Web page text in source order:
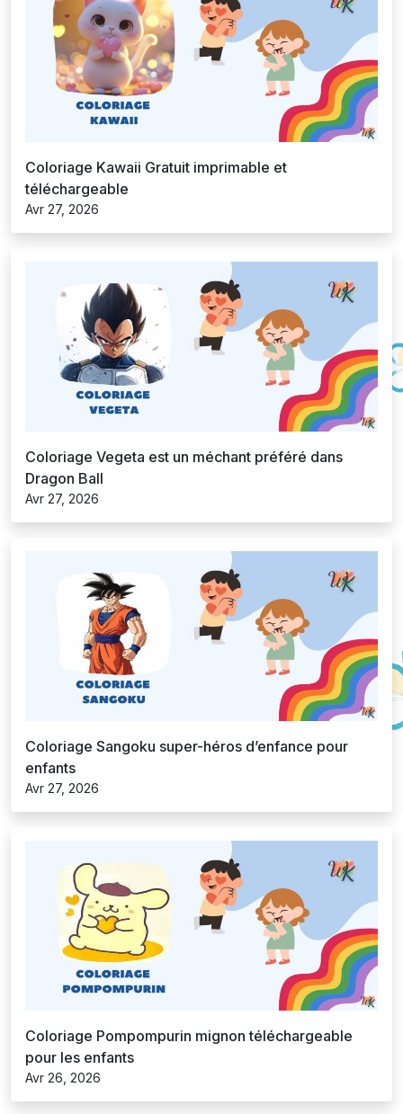
Coloriage Kawaii Gratuit imprimable et
téléchargeable
Avr 27, 2026
Coloriage Vegeta est un méchant préféré dans
Dragon Ball
Avr 27, 2026
Coloriage Sangoku super-héros d’enfance pour
enfants
Avr 27, 2026
Coloriage Pompompurin mignon téléchargeable
pour les enfants
Avr 26, 2026